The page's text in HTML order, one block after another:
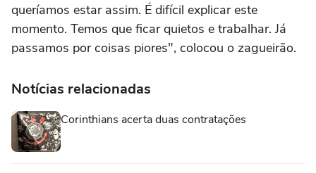
queríamos estar assim. É difícil explicar este
momento. Temos que ficar quietos e trabalhar. Já
passamos por coisas piores", colocou o zagueirão.
Notícias relacionadas
Corinthians acerta duas contratações